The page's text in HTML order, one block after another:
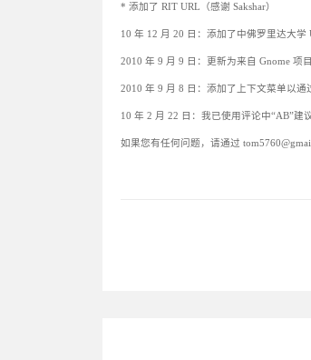
* 添加了 RIT URL（感谢 Sakshar）
10 年 12 月 20 日：添加了中佛罗里达大学
2010 年 9 月 9 日：更新为来自 Gnome 项
2010 年 9 月 8 日：添加了上下文菜单以通
10 年 2 月 22 日：我已使用评论中“AB”建
如果您有任何问题，请通过